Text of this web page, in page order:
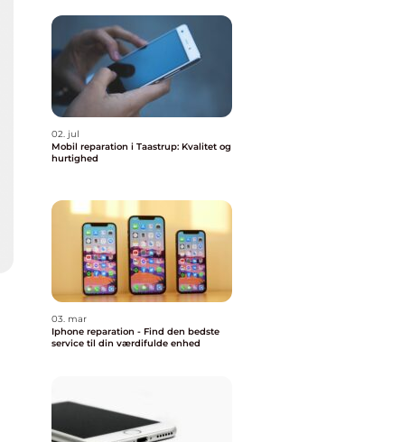
02. jul
Mobil reparation i Taastrup: Kvalitet og
hurtighed
03. mar
Iphone reparation - Find den bedste
service til din værdifulde enhed